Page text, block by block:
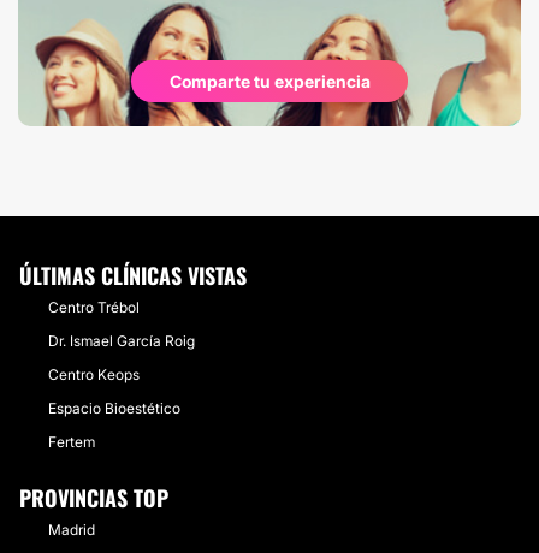
Comparte tu experiencia
ÚLTIMAS CLÍNICAS VISTAS
Centro Trébol
Dr. Ismael García Roig
Centro Keops
Espacio Bioestético
Fertem
PROVINCIAS TOP
Madrid